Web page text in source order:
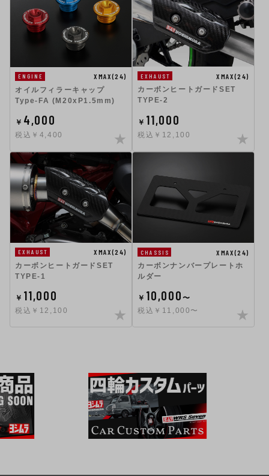
ENGINE
XMAX(24)
オイルフィラーキャップ
Type-FA (M20xP1.5mm)
￥ 4,000
税込￥4,400
EXHAUST
XMAX(24)
カーボンヒートガードSET
TYPE-2
￥ 11,000
税込￥12,100
EXHAUST
XMAX(24)
カーボンヒートガードSET
TYPE-1
￥ 11,000
税込￥12,100
CHASSIS
XMAX(24)
カーボンナンバープレートホ
ルダー
￥ 10,000〜
税込￥11,000〜